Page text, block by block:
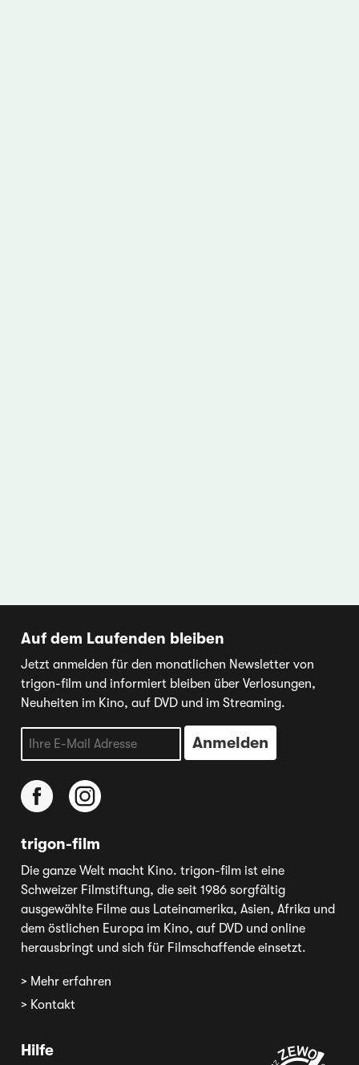
Auf dem Laufenden bleiben
Jetzt anmelden für den monatlichen Newsletter von
trigon-film und informiert bleiben über Verlosungen,
Neuheiten im Kino, auf DVD und im Streaming.
trigon-film
Die ganze Welt macht Kino. trigon-film ist eine
Schweizer Filmstiftung, die seit 1986 sorgfältig
ausgewählte Filme aus Lateinamerika, Asien, Afrika und
dem östlichen Europa im Kino, auf DVD und online
herausbringt und sich für Filmschaffende einsetzt.
> Mehr erfahren
> Kontakt
Hilfe